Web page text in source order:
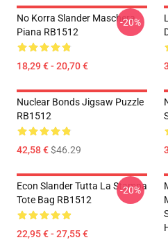
No Korra Slander Maschera
Piana RB1512
18,29 € - 20,70 €
-20%
Nuclear Bonds Jigsaw Puzzle
RB1512
42,58 €$46.29
Econ Slander Tutta La Stampa
Tote Bag RB1512
22,95 € - 27,55 €
-20%